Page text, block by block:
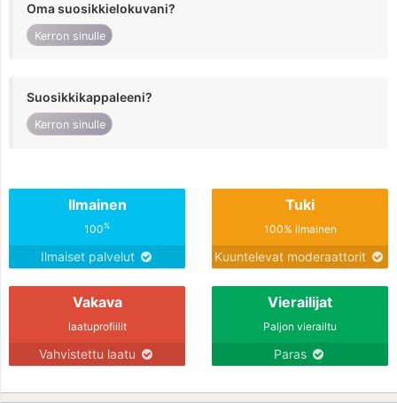
Oma suosikkielokuvani?
Kerron sinulle
Suosikkikappaleeni?
Kerron sinulle
Ilmainen
100%
Ilmaiset palvelut
Tuki
100% ilmainen
Kuuntelevat moderaattorit
Vakava
laatuprofiilit
Vahvistettu laatu
Vierailijat
Paljon vierailtu
Paras